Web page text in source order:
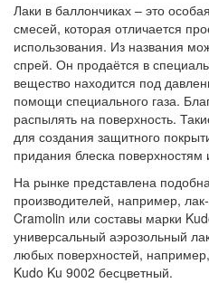
Лаки в баллончиках – это
смесей, которая отличается
использования. Из названия
спрей. Он продаётся в
вещество находится под
помощи специального газа.
распылять на поверхность.
для создания защитного
придания блеска
На рынке представлена
производителей, например,
Cramolin или составы марки
универсальный аэрозольный
любых поверхностей,
Kudo Ku 9002 бесцветный.